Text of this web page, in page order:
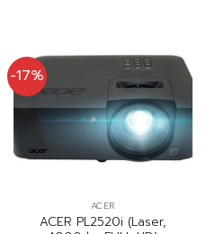
-17%
ACER
ACER PL2520i (Laser,